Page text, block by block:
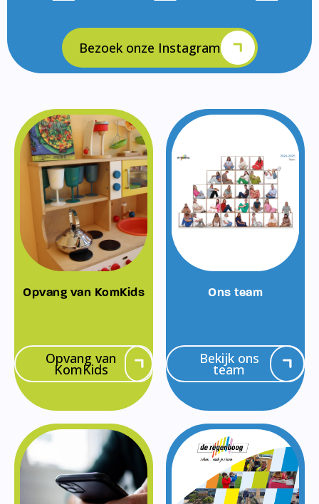
Bezoek onze Instagram
Opvang van KomKids
Opvang van
KomKids
Ons team
Bekijk ons
team